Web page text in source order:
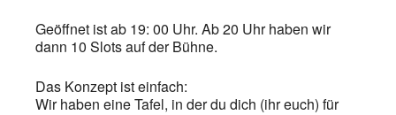
Geöffnet ist ab 19: 00 Uhr. Ab 20 Uhr haben wir
dann 10 Slots auf der Bühne.
Das Konzept ist einfach:
Wir haben eine Tafel, in der du dich (ihr euch) für